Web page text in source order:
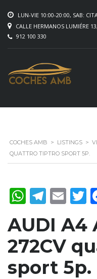
LUN-VIE 10:00-20:00, SAB:
CALLE HERMANOS LUMIÉRE
912 100 330
COCHES AMB > LISTINGS >
QUATTRO TIPTRO SPORT 5P.
AUDI A4
272CV
sport 5p.